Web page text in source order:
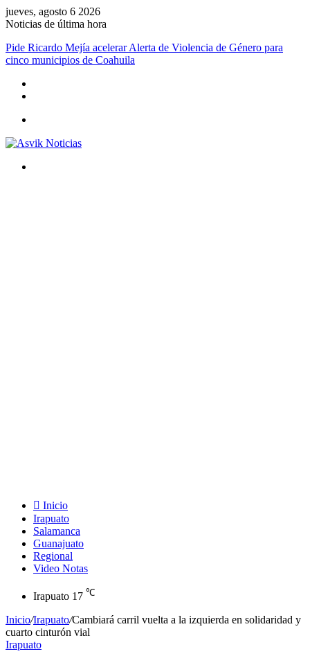
jueves, agosto 6 2026
Noticias de última hora
Pide Ricardo Mejía acelerar Alerta de Violencia de Género para
cinco municipios de Coahuila
Inicio
Irapuato
Salamanca
Guanajuato
Regional
Video Notas
Irapuato 17 ℃
Inicio/Irapuato/Cambiará carril vuelta a la izquierda en solidaridad y
cuarto cinturón vial
Irapuato